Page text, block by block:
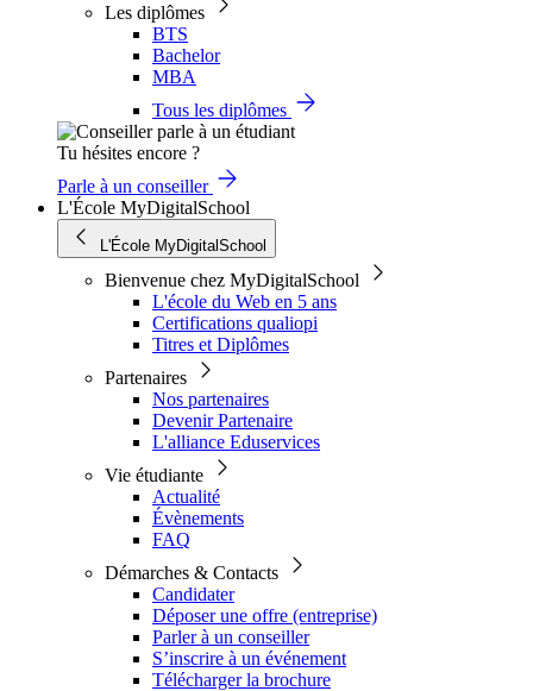
Les diplômes
BTS
Bachelor
MBA
Tous les diplômes
Tu hésites encore ?
Parle à un conseiller
L'École MyDigitalSchool
L'École MyDigitalSchool
Bienvenue chez MyDigitalSchool
L'école du Web en 5 ans
Certifications qualiopi
Titres et Diplômes
Partenaires
Nos partenaires
Devenir Partenaire
L'alliance Eduservices
Vie étudiante
Actualité
Évènements
FAQ
Démarches & Contacts
Candidater
Déposer une offre (entreprise)
Parler à un conseiller
S’inscrire à un événement
Télécharger la brochure